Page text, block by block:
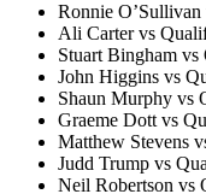
Ronnie
Ali Carter vs
Stuart Bingham
John Higgins vs
Shaun Murphy vs
Graeme Dott vs
Matthew Stevens
Judd Trump vs
Neil Robertson vs